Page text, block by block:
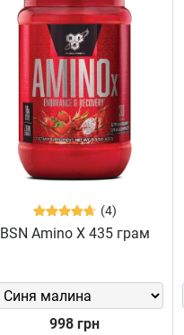
(4)
BSN Amino X 435 грам
998 грн